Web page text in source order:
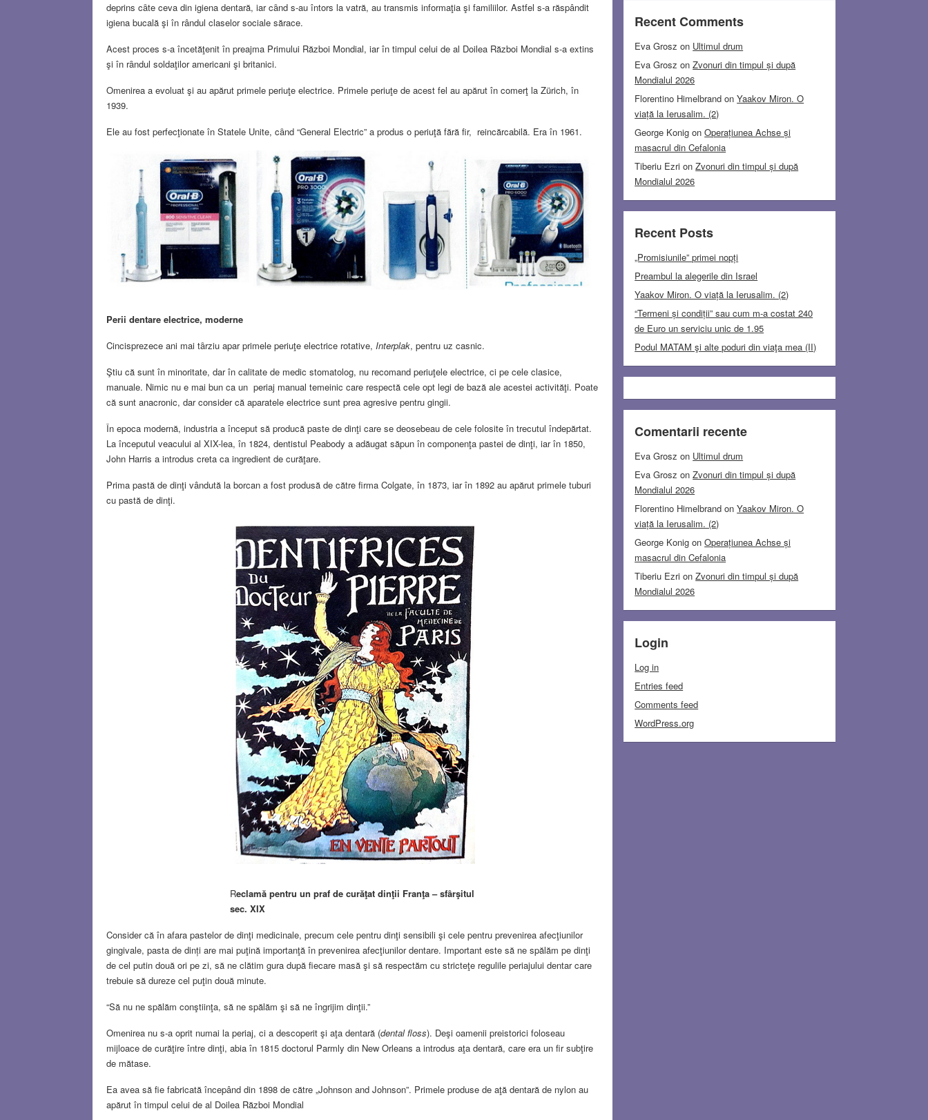
deprins cȃte ceva din igiena dentară, iar cȃnd s-au întors la vatră, au transmis informaţia şi familiilor. Astfel s-a răspândit
igiena bucală şi în rândul claselor sociale sărace.
Acest proces s-a încetăţenit în preajma Primului Război Mondial, iar în timpul celui de al Doilea Război Mondial s-a extins
şi în rȃndul soldaţilor americani şi britanici.
Omenirea a evoluat şi au apărut primele periuţe electrice. Primele periuţe de acest fel au apărut în comerţ la Zürich, în
1939.
Ele au fost perfecţionate în Statele Unite, cȃnd “General Electric” a produs o periuţă fără fir, reincărcabilă. Era în 1961.
Perii dentare electrice, moderne
Cincisprezece ani mai tȃrziu apar primele periuţe electrice rotative,Interplak, pentru uz casnic.
Ştiu că sunt în minoritate, dar în calitate de medic stomatolog, nu recomand periuţele electrice, ci pe cele clasice,
manuale. Nimic nu e mai bun ca un periaj manual temeinic care respectă cele opt legi de bază ale acestei activităţi. Poate
că sunt anacronic, dar consider că aparatele electrice sunt prea agresive pentru gingii.
În epoca modernă, industria a început să producă paste de dinţi care se deosebeau de cele folosite în trecutul îndepărtat.
La începutul veacului al XIX-lea, în 1824, dentistul Peabody a adăugat săpun în componenţa pastei de dinţi, iar în 1850,
John Harris a introdus creta ca ingredient de curăţare.
Prima pastă de dinţi vândută la borcan a fost produsă de către firma Colgate, în 1873, iar în 1892 au apărut primele tuburi
cu pastă de dinţi.
Reclamă pentru un praf de curăţat dinţii Franţa – sfȃrşitul
sec. XIX
Consider că în afara pastelor de dinţi medicinale, precum cele pentru dinţi sensibili şi cele pentru prevenirea afecţiunilor
gingivale, pasta de dinți are mai puţină importanţă în prevenirea afecţiunilor dentare. Important este să ne spălăm pe dinţi
de cel putin două ori pe zi, să ne clătim gura după fiecare masă şi să respectăm cu stricteţe regulile periajului dentar care
trebuie să dureze cel puţin două minute.
“Să nu ne spălăm conştiinţa, să ne spălăm şi să ne îngrijim dinţii.”
Omenirea nu s-a oprit numai la periaj, ci a descoperit şi aţa dentară (dental floss). Deşi oamenii preistorici foloseau
mijloace de curăţire între dinţi, abia în 1815 doctorul Parmly din New Orleans a introdus aţa dentară, care era un fir subţire
de mătase.
Ea avea să fie fabricată începând din 1898 de către „Johnson and Johnson”. Primele produse de aţă dentară de nylon au
apărut în timpul celui de al Doilea Război Mondial
Recent Comments
Eva Grosz on Ultimul drum
Eva Grosz onZvonuri din timpul și după
Mondialul 2026
Florentino Himelbrand onYaakov Miron. O
viață la Ierusalim. (2)
George Konig onOperațiunea Achse și
masacrul din Cefalonia
Tiberiu Ezri onZvonuri din timpul și după
Mondialul 2026
Recent Posts
„Promisiunile” primei nopți
Preambul la alegerile din Israel
Yaakov Miron. O viață la Ierusalim. (2)
“Termeni și condiții” sau cum m-a costat 240
de Euro un serviciu unic de 1.95
Podul MATAM şi alte poduri din viaţa mea (II)
Comentarii recente
Eva Grosz on Ultimul drum
Eva Grosz onZvonuri din timpul și după
Mondialul 2026
Florentino Himelbrand onYaakov Miron. O
viață la Ierusalim. (2)
George Konig onOperațiunea Achse și
masacrul din Cefalonia
Tiberiu Ezri onZvonuri din timpul și după
Mondialul 2026
Login
Log in
Entries feed
Comments feed
WordPress.org